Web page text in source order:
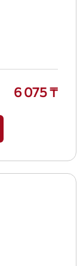
6 075 ₸